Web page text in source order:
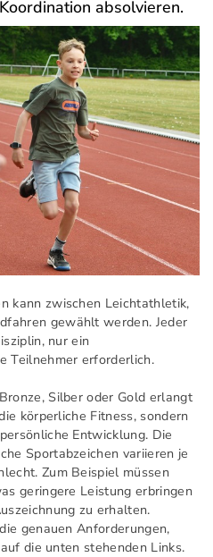
absolvieren.
kann zwischen Leichtathletik,
gewählt werden. Jeder
nur ein
Teilnehmer erforderlich.
Silber oder Gold erlangt
körperliche Fitness, sondern
Entwicklung. Die
Sportabzeichen variieren je
Zum Beispiel müssen
geringere Leistung erbringen
zu erhalten.
genauen Anforderungen,
die unten stehenden Links.